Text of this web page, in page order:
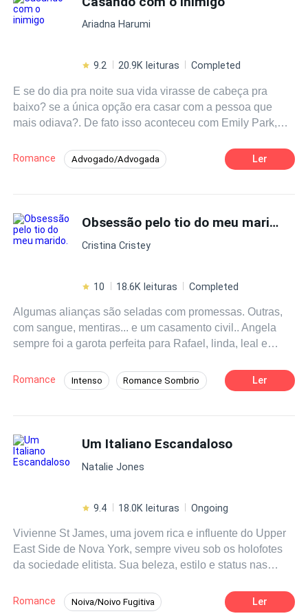
Ariadna Harumi
9.2 20.9K leituras Completed
E se do dia pra noite sua vida virasse de cabeça pra
baixo? se a única opção era casar com a pessoa que
mais odiava?. De fato isso aconteceu com Emily Park,
também não era nenhum demônio de saia, por isso
achou total exagero do seu pai lhe forçar a casar com um
metendo em farras e confusões, sem um pingo de
responsabilidade, e um tremendo mulherengo de
Essa história só pode acabar mal. Ou talvez não.
Romance Advogado/Advogada
Casamento por Contrato
De Inimigos a Amantes Badgirl
Ler
Obsessão pelo tio do meu marido.
Cristina Cristey
10 18.6K leituras Completed
Algumas alianças são seladas com promessas. Outras,
com sangue, mentiras... e um casamento civil.. Angela
sempre foi a garota perfeita para Rafael, linda, leal e
ambicioso deles, que envolve um casamento estratégico
para herdar metade da fortuna do tio, o poderoso e
comemora ao seu lado em uma luxuosa festa de hotel.
Tudo parece perfeito… até que Rafael desaparece
misteriosamente no meio da celebração.
Romance Intenso Romance Sombrio
Amor Proibido Traição
Ler
Um Italiano Escandaloso
Natalie Jones
9.4 18.0K leituras Ongoing
Vivienne St James, uma jovem rica e influente do Upper
East Side de Nova York, sempre viveu sob os holofotes
da sociedade elitista. Sua beleza, estilo e status nas
Além disso, ela pertence a uma das famílias mais
prestigiadas da cidade. Após se formar com honras em
Romance Noiva/Noivo Fugitiva Ler